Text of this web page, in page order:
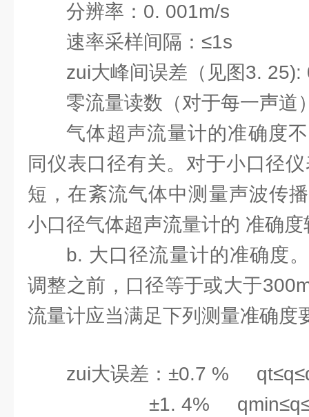
分辨率：0. 001m/s
速率采样间隔：≤1s
zui大峰间误差（见图3.
零流量读数（对于每一声道
气体超声流量计的准确度
同仪表口径有关。对于小口径
短，在紊流气体中测量声波传
小口径气体超声流量计的 准确
b. 大口径流量计的准确度
调整之前，口径等于或大于
流量计应当满足下列测量准确度
zui大误差：±0.7 %
±1. 4%